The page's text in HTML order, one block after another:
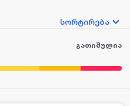
სორტირება
გათიშულია